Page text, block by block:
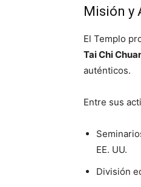
Misión y
El Templo
Tai Chi
auténticos.
Entre sus
EE. UU.
División